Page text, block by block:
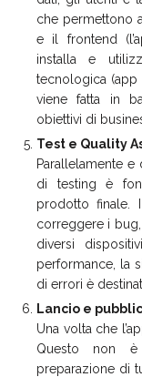
che permettono
e il frontend
installa e
tecnologica (app
viene fatta in
obiettivi di
Test e Quality
Parallelamente e
di testing è
prodotto finale.
correggere i
diversi
performance, la
di errori è
Lancio e
Una volta che
Questo non è
preparazione di